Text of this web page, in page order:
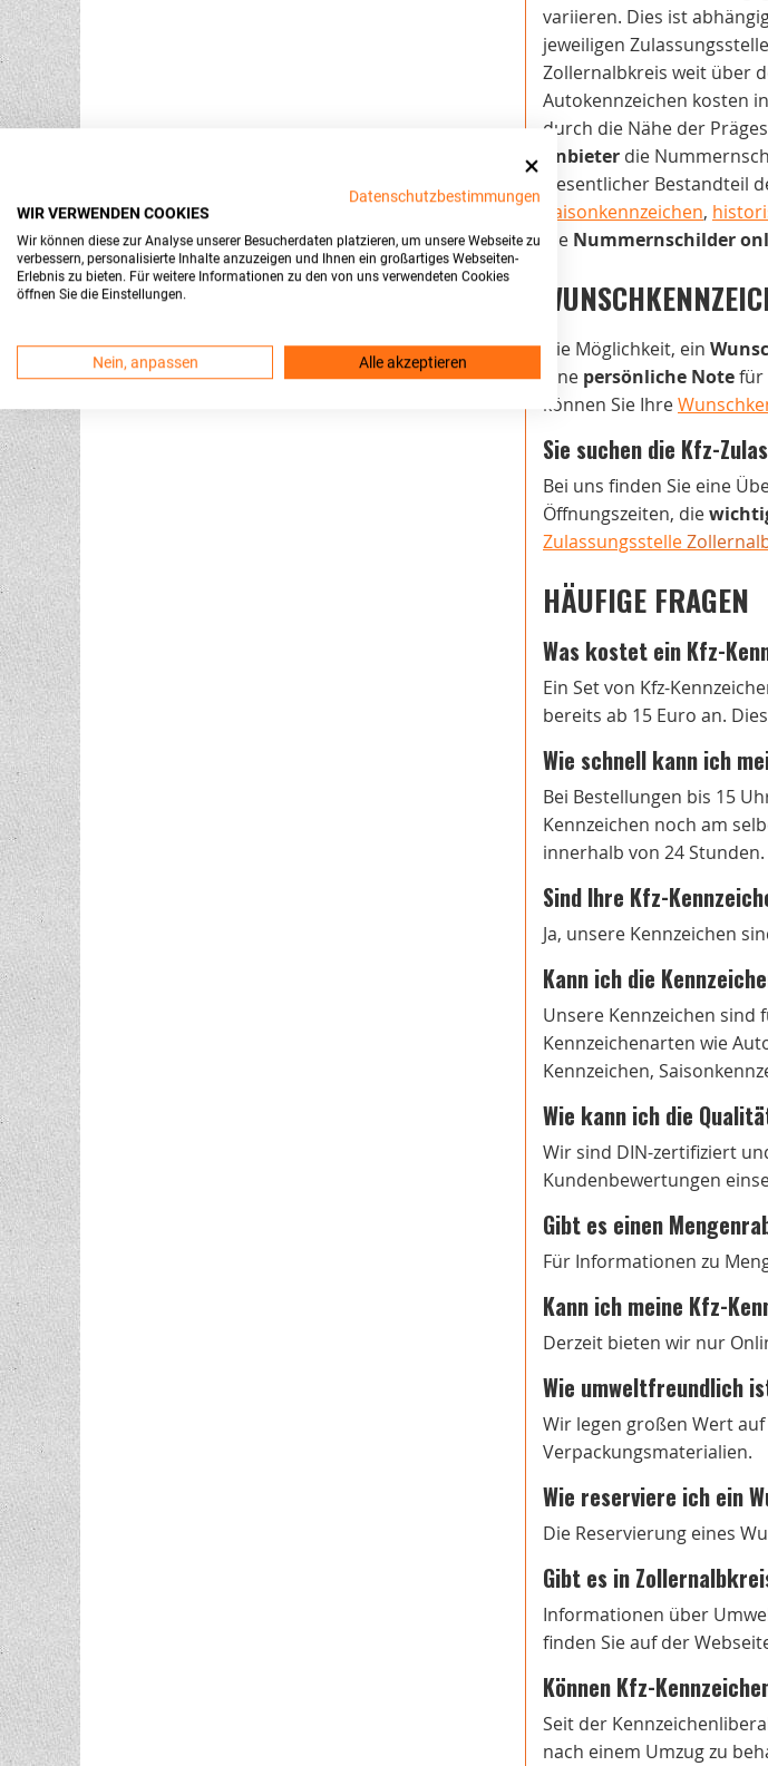
variieren. Dies ist
jeweiligen
Zollernalbkreis weit über
Autokennzeichen kosten
durch die Nähe der
Anbieter die
wesentlicher Bestandteil
Saisonkennzeichen,
die Nummernschilder
Die Möglichkeit, ein
eine persönliche Notefür
können Sie Ihre
Sie suchen die Kfz-
Bei uns finden Sie eine
Öffnungszeiten, die
Zulassungsstelle
HÄUFIGE FRAGEN
Was kostet ein Kfz-
Ein Set von Kfz-
bereits ab 15 Euro an.
Wie schnell kann ich
Bei Bestellungen bis 15
Kennzeichen noch am
innerhalb von 24 Stunden.
Sind Ihre Kfz-
Ja, unsere Kennzeichen
Kann ich die
Unsere Kennzeichen sind
Kennzeichenarten wie
Kennzeichen,
Wie kann ich die
Wir sind DIN-zertifiziert
Kundenbewertungen
Gibt es einen
Für Informationen zu
Kann ich meine Kfz-
Derzeit bieten wir nur
Wie umweltfreundlich
Wir legen großen Wert
Verpackungsmaterialien.
Wie reserviere ich ein
Die Reservierung eines
Gibt es in
Informationen über
finden Sie auf der
Können Kfz-
Seit der
nach einem Umzug zu
Datenschutzbestimmungen
WIR VERWENDEN COOKIES
Wir können diese zur Analyse unserer Besucherdaten platzieren, um unsere Webseite zu
verbessern, personalisierte Inhalte anzuzeigen und Ihnen ein großartiges Webseiten-
Erlebnis zu bieten. Für weitere Informationen zu den von uns verwendeten Cookies
öffnen Sie die Einstellungen.
Nein, anpassen Alle akzeptieren